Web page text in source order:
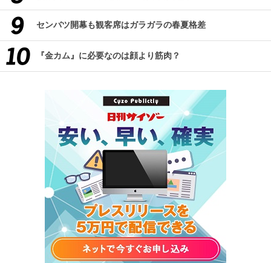
センバツ開幕も観客席はガラガラの春夏格差
『金カム』に必要なのは顔より筋肉？